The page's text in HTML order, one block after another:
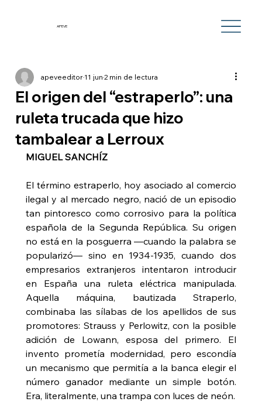
APEVE
El origen del “estraperlo”: una
ruleta trucada que hizo
tambalear a Lerroux
apeveeditor11 jun2 min de lectura
MIGUEL SANCHÍZ
El término estraperlo, hoy asociado al comercio
ilegal y al mercado negro, nació de un episodio
tan pintoresco como corrosivo para la política
española de la Segunda República. Su origen
no está en la posguerra —cuando la palabra se
popularizó— sino en 1934‑1935, cuando dos
empresarios extranjeros intentaron introducir
en España una ruleta eléctrica manipulada.
Aquella máquina, bautizada Straperlo,
combinaba las sílabas de los apellidos de sus
promotores: Strauss y Perlowitz, con la posible
adición de Lowann, esposa del primero. El
invento prometía modernidad, pero escondía
un mecanismo que permitía a la banca elegir el
número ganador mediante un simple botón.
Era, literalmente, una trampa con luces de neón.